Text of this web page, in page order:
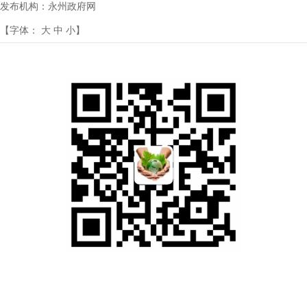
发布机构： 永州政府网
【字体： 大 中 小】